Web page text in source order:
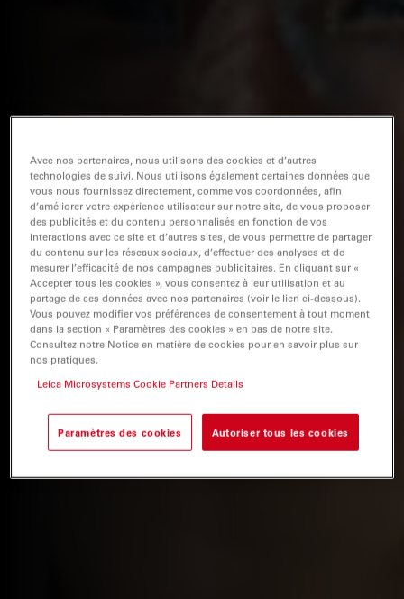
Avec nos partenaires, nous utilisons des cookies et d’autres
technologies de suivi. Nous utilisons également certaines données que
vous nous fournissez directement, comme vos coordonnées, afin
d’améliorer votre expérience utilisateur sur notre site, de vous proposer
des publicités et du contenu personnalisés en fonction de vos
interactions avec ce site et d’autres sites, de vous permettre de partager
du contenu sur les réseaux sociaux, d’effectuer des analyses et de
mesurer l’efficacité de nos campagnes publicitaires. En cliquant sur «
Accepter tous les cookies », vous consentez à leur utilisation et au
partage de ces données avec nos partenaires (voir le lien ci-dessous).
Vous pouvez modifier vos préférences de consentement à tout moment
dans la section « Paramètres des cookies » en bas de notre site.
Consultez notre Notice en matière de cookies pour en savoir plus sur
nos pratiques.
Leica Microsystems Cookie Partners Details
Paramètres des cookies Autoriser tous les cookies